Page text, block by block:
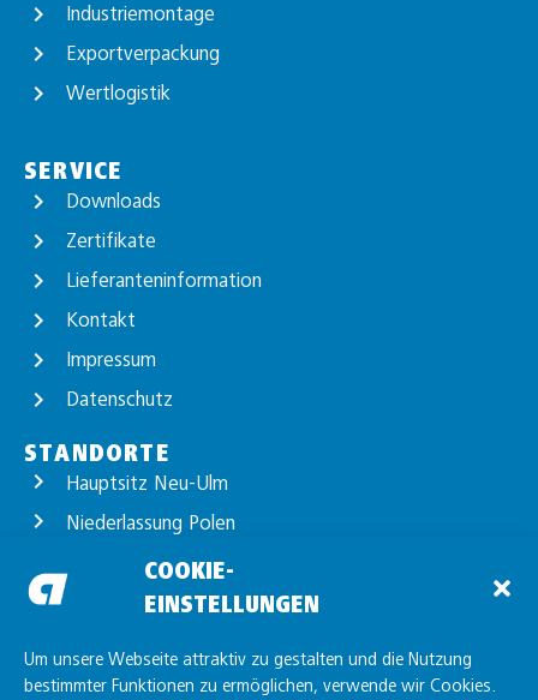
COOKIE-
EINSTELLUNGEN
Um unsere Webseite attraktiv zu gestalten und die Nutzung
bestimmter Funktionen zu ermöglichen, verwende wir Cookies.
Industriemontage
Exportverpackung
Wertlogistik
SERVICE
Downloads
Zertifikate
Lieferanteninformation
Kontakt
Impressum
Datenschutz
STANDORTE
Hauptsitz Neu-Ulm
Niederlassung Polen
Standort Günzburg
Standort Unterelchingen